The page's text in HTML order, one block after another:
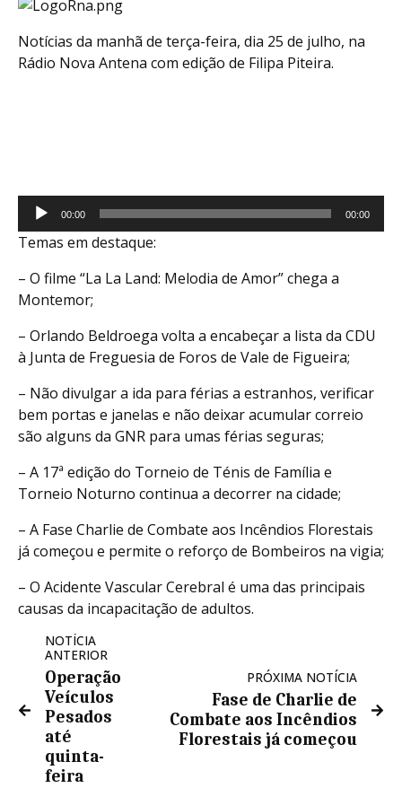
Notícias da manhã de terça-feira, dia 25 de julho, na
Rádio Nova Antena com edição de Filipa Piteira.
Reprodutor
de
áudio
00:00 00:00
Temas em destaque:
– O filme “La La Land: Melodia de Amor” chega a
Montemor;
– Orlando Beldroega volta a encabeçar a lista da CDU
à Junta de Freguesia de Foros de Vale de Figueira;
– Não divulgar a ida para férias a estranhos, verificar
bem portas e janelas e não deixar acumular correio
são alguns da GNR para umas férias seguras;
– A 17ª edição do Torneio de Ténis de Família e
Torneio Noturno continua a decorrer na cidade;
– A Fase Charlie de Combate aos Incêndios Florestais
já começou e permite o reforço de Bombeiros na vigia;
– O Acidente Vascular Cerebral é uma das principais
causas da incapacitação de adultos.
NOTÍCIA
ANTERIOR
Operação
Veículos
Pesados
até
quinta-
feira
PRÓXIMA NOTÍCIA
Fase de Charlie de
Combate aos Incêndios
Florestais já começou